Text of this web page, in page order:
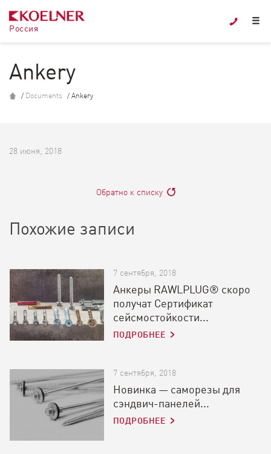

Ankery
/ Documents / Ankery
28 июня, 2018
Обратно к списку
Похожие записи
7 сентября, 2018
Анкеры RAWLPLUG® cкоро
получат Сертификат
сейсмостойкости...
ПОДРОБНЕЕ
7 сентября, 2018
Новинка — саморезы для
сэндвич-панелей...
ПОДРОБНЕЕ